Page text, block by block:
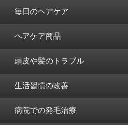
毎日のヘアケア
ヘアケア商品
頭皮や髪のトラブル
生活習慣の改善
病院での発毛治療